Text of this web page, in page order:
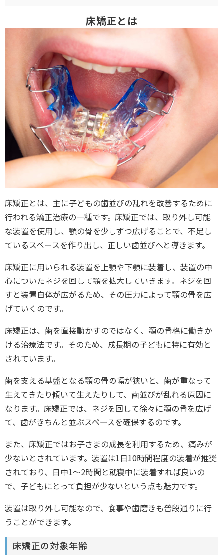
床矯正とは
床矯正とは、主に子どもの歯並びの乱れを改善するために
行われる矯正治療の一種です。床矯正では、取り外し可能
な装置を使用し、顎の骨を少しずつ広げることで、不足し
ているスペースを作り出し、正しい歯並びへと導きます。
床矯正に用いられる装置を上顎や下顎に装着し、装置の中
心についたネジを回して顎を拡大していきます。ネジを回
すと装置自体が広がるため、その圧力によって顎の骨を広
げていくのです。
床矯正は、歯を直接動かすのではなく、顎の骨格に働きか
ける治療法です。そのため、成長期の子どもに特に有効と
されています。
歯を支える基盤となる顎の骨の幅が狭いと、歯が重なって
生えてきたり傾いて生えたりして、歯並びが乱れる原因に
なります。床矯正では、ネジを回して徐々に顎の骨を広げ
て、歯がきちんと並ぶスペースを確保するのです。
また、床矯正ではお子さまの成長を利用するため、痛みが
少ないとされています。装置は1日10時間程度の装着が推奨
されており、日中1〜2時間と就寝中に装着すれば良いの
で、子どもにとって負担が少ないという点も魅力です。
装置は取り外し可能なので、食事や歯磨きも普段通りに行
うことができます。
床矯正の対象年齢